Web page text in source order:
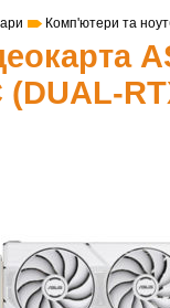
Комп'ютери та
(DUAL-